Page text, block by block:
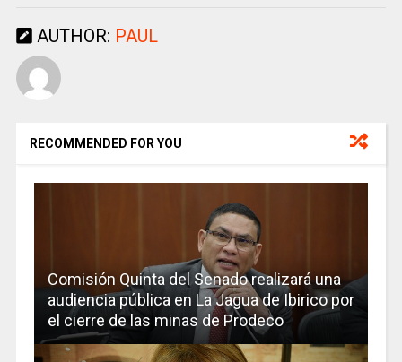
AUTHOR: PAUL
RECOMMENDED FOR YOU
Comisión Quinta del Senado realizará una
audiencia pública en La Jagua de Ibirico por
el cierre de las minas de Prodeco